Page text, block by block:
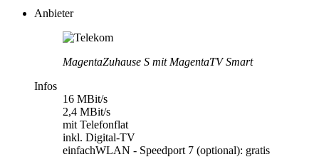
Anbieter
MagentaZuhause S mit MagentaTV Smart
Infos
16 MBit/s
2,4 MBit/s
mit Telefonflat
inkl. Digital-TV
einfachWLAN - Speedport 7 (optional): gratis